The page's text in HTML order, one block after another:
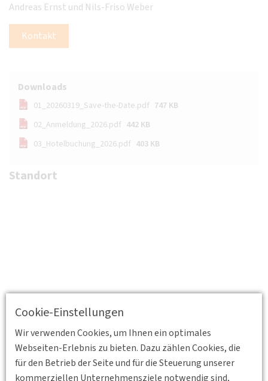
Cookie-Einstellungen
Wir verwenden Cookies, um Ihnen ein optimales
Webseiten-Erlebnis zu bieten. Dazu zählen Cookies, die
für den Betrieb der Seite und für die Steuerung unserer
kommerziellen Unternehmensziele notwendig sind,
Andreas Ernst und Nils-Friso Weber
Kontakt
Downloads
01_20260319_Save-the-Date.pdf 747 KB
02_Anmeldung_2026.pdf 442 KB
03_Hotelbuchung_2026.pdf 403 KB
Standort